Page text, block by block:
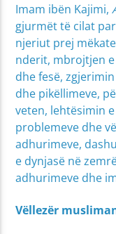
Imam ibën Kajimi,
gjurmët të cilat
njeriut prej
nderit, mbrojtjen
dhe fesë,
dhe pikëllimeve,
veten, lehtësimin
problemeve dhe
adhurimeve,
e dynjasë në
adhurimeve dhe
Vëllezër